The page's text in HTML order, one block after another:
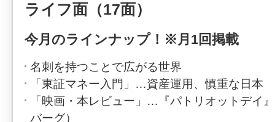
ライフ面（17面）
今月のラインナップ！※月1回掲載
名刺を持つことで広がる世界
「東証マネー入門」…資産運用、慎重な日本
「映画・本レビュー」…『パトリオットデイ
バーグ）